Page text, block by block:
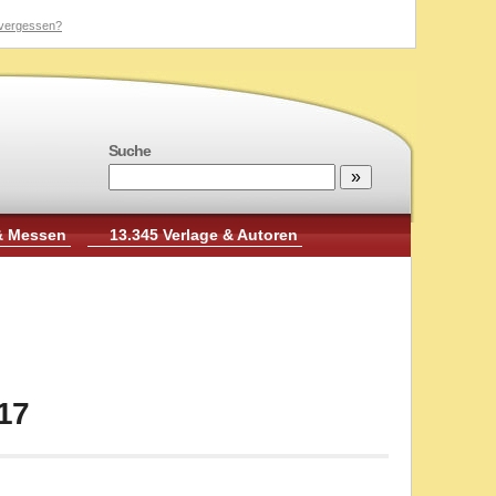
Suche
Messen 13.345 Verlage & Autoren